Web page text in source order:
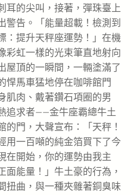
耳的尖叫，接著，彈珠臺上
警告。「能量超載！檢測到
：提升天秤座運勢！」在機
彩虹一樣的光束筆直地射向
屋頂的一瞬間，一輛塗滿了
悍馬車猛地停在咖啡館門
肌肉、戴著鑽石項圈的男
追求者——金牛座霸總牛土
的門，大聲宣布：「天秤！
用一百噸的純金箔買下了今
在開始，你的運勢由我主
面能量！」牛土豪的行為，
扭曲，與一種夾雜著銅臭味